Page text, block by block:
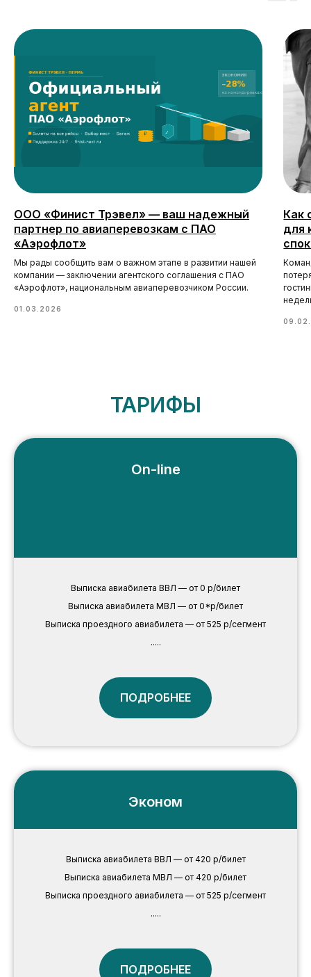
ООО «Финист Трэвел» — ваш надежный
партнер по авиаперевозкам с ПАО
«Аэрофлот»
Мы рады сообщить вам о важном этапе в развитии нашей
компании — заключении агентского соглашения с ПАО
«Аэрофлот», национальным авиаперевозчиком России.
01.03.2026
Как
для
ТАРИФЫ
On-line
Выписка авиабилета ВВЛ — от 0 р/билет
Выписка авиабилета МВЛ — от 0*р/билет
Выписка проездного авиабилета — от 525 р/сегмент
.....
ПОДРОБНЕЕ
Эконом
Выписка авиабилета ВВЛ — от 420 р/билет
Выписка авиабилета МВЛ — от 420 р/билет
Выписка проездного авиабилета — от 525 р/сегмент
.....
ПОДРОБНЕЕ